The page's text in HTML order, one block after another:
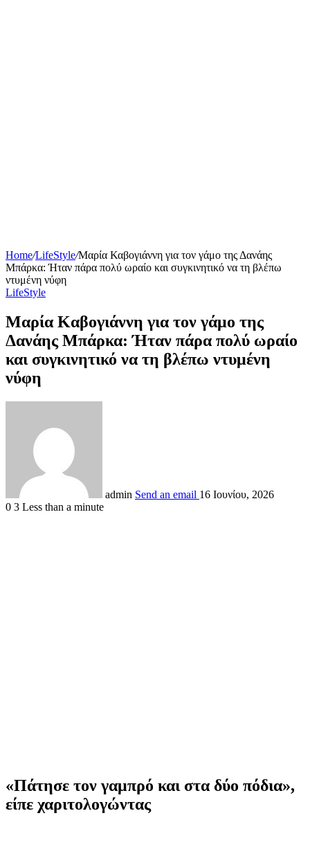
Home/LifeStyle/Μαρία Καβογιάννη για τον γάμο της Δανάης
Μπάρκα: Ήταν πάρα πολύ ωραίο και συγκινητικό να τη βλέπω
ντυμένη νύφη
LifeStyle
Μαρία Καβογιάννη για τον γάμο της
Δανάης Μπάρκα: Ήταν πάρα πολύ ωραίο
και συγκινητικό να τη βλέπω ντυμένη
νύφη
admin Send an email 16 Ιουνίου, 2026
0 3 Less than a minute
«Πάτησε τον γαμπρό και στα δύο πόδια»,
είπε χαριτολογώντας